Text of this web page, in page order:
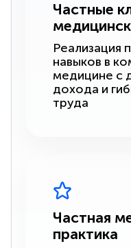
Частные
Реализация
навыков в
медицине с
дохода и
труда
Частная
практика